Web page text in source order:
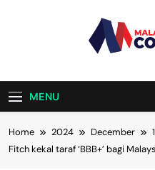
MENU
Home 2024 December
Fitch kekal taraf ‘BBB+’ bagi